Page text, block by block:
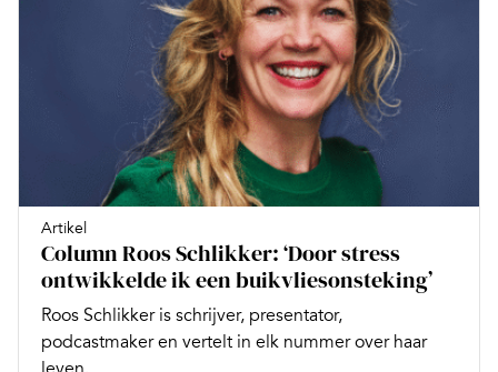
Artikel
Column Roos Schlikker: ‘Door stress
ontwikkelde ik een buikvliesonsteking’
Roos Schlikker is schrijver, presentator,
podcastmaker en vertelt in elk nummer over haar